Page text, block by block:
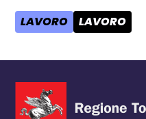
AREA TEMATICA:
LAVORO CATEGORIA
LAVORO